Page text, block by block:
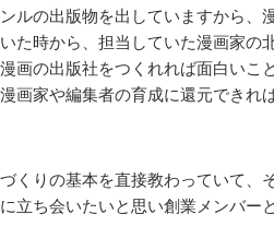
ルの出版物を出していますから、
た時から、担当していた漫画家の
画の出版社をつくれれば面白いこ
画家や編集者の育成に還元できれ
くりの基本を直接教わっていて、
立ち会いたいと思い創業メンバー